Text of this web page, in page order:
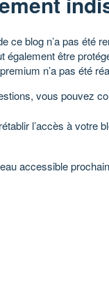
ce blog n’a pas été
être
n’a pas été
vous pouvez
l’accès à votre
accessible